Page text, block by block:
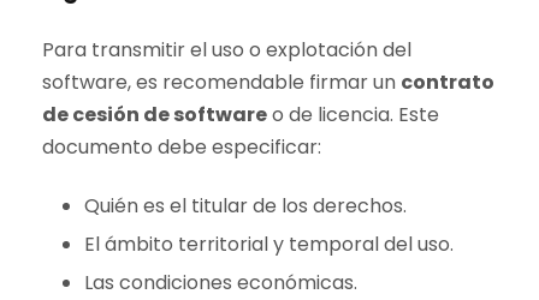
Para transmitir el uso o explotación del
software, es recomendable firmar un contrato
de cesión de softwareo de licencia. Este
documento debe especificar:
Quién es el titular de los derechos.
El ámbito territorial y temporal del uso.
Las condiciones económicas.